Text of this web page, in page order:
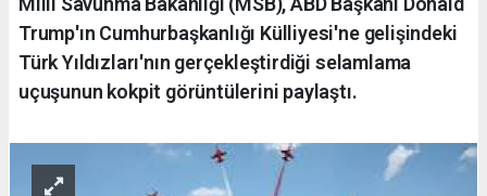
Trump'ın Cumhurbaşkanlığı Külliyesi'ne gelişindeki
Türk Yıldızları'nın gerçekleştirdiği selamlama
uçuşunun kokpit görüntülerini paylaştı.